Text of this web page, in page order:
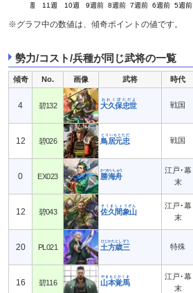
12週 11週 10週 9週前 8週前 7週前 6週前 5週前
※グラフ中の数値は、傾奇ポイントの値です。
勢力/コスト/兵種が同じ武将の一覧
傾奇 No. 画像 武将 時代
4 碧132 大久保忠世
おおくぼただよ
戦国
12 碧026 鳥居元忠
とりいもとただ
戦国
0 EX023 勝海舟
かつかいしゅう
江戸･幕
末
12 碧043 佐久間象山
さくましょうざん
江戸･幕
末
20 PL021 土方歳三
ひじかたとしぞう
特殊
16 碧116 山本覚馬
やまもとかくま
江戸･幕
末